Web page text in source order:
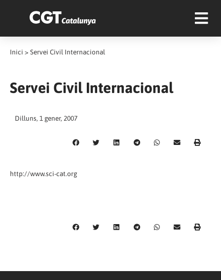
Inici > Servei Civil Internacional
Servei Civil Internacional
Dilluns, 1 gener, 2007
http://www.sci-cat.org